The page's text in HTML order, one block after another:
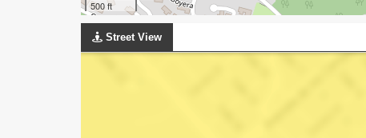
500 ft
Street View